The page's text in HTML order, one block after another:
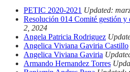
PETIC 2020-2021 Updated:
Resolución 014 Comité gestión y
2, 2024
Angela Patricia Rodriguez
Angelica Viviana Gaviria Castillo
Angelica Viviana Gaviria
Armando Hernandez Torres